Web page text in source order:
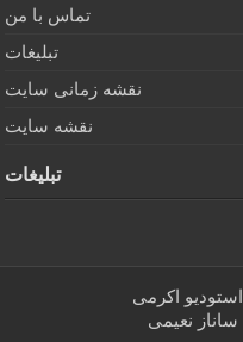
تماس با من
تبلیغات
نقشه زمانی سایت
نقشه سایت
تبلیغات
استودیو اکرمی
ساناز نعیمی